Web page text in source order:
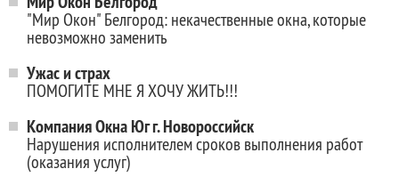
"Мир Окон" Белгород: некачественные окна, которые
невозможно заменить
Ужас и страх
ПОМОГИТЕ МНЕ Я ХОЧУ ЖИТЬ!!!
Компания Окна Юг г. Новороссийск
Нарушения исполнителем сроков выполнения работ
(оказания услуг)